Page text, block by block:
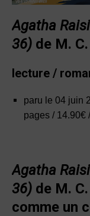
Agatha
36) de M.
lecture /
paru le 04 juin
pages / 14.90€
Agatha
36) de M.
comme un